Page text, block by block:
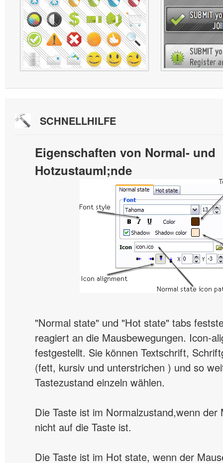
SCHNELLHILFE
Eigenschaften von Normal- und
Hotzustauml;nde
"Normal state" und "Hot state" tabs
reagiert an die Mausbewegungen. Icon-
festgestellt. Sie können Textschrift,
(fett, kursiv und unterstrichen ) und so
Tastezustand einzeln wählen.
Die Taste ist im Normalzustand,wenn der
nicht auf die Taste ist.
Die Taste ist im Hot state, wenn der